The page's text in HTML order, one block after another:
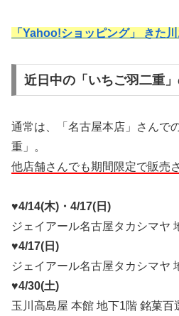
「Yahoo!ショッピング」 きた
近日中の「いちご羽二重
通常は、「名古屋本店」さんで
重」。
他店舗さんでも期間限定で販売
♥4/14(木)・4/17(日)
ジェイアール名古屋タカシマヤ
♥4/17(日)
ジェイアール名古屋タカシマヤ
♥4/30(土)
玉川高島屋 本館 地下1階 銘菓百